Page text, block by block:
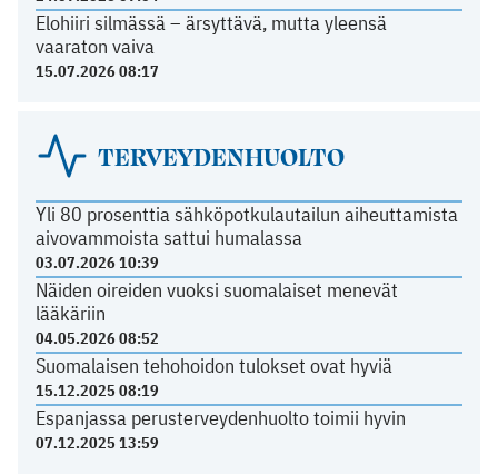
Elohiiri silmässä – ärsyttävä, mutta yleensä
vaaraton vaiva
15.07.2026 08:17
TERVEYDENHUOLTO
Yli 80 prosenttia sähköpotkulautailun aiheuttamista
aivovammoista sattui humalassa
03.07.2026 10:39
Näiden oireiden vuoksi suomalaiset menevät
lääkäriin
04.05.2026 08:52
Suomalaisen tehohoidon tulokset ovat hyviä
15.12.2025 08:19
Espanjassa perusterveydenhuolto toimii hyvin
07.12.2025 13:59